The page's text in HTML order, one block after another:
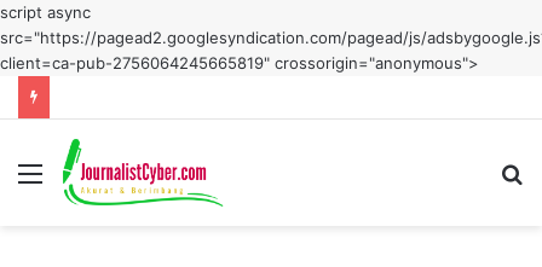
script async
src="https://pagead2.googlesyndication.com/pagead/js/
client=ca-pub-2756064245665819" crossorigin="anonymous">
Menu